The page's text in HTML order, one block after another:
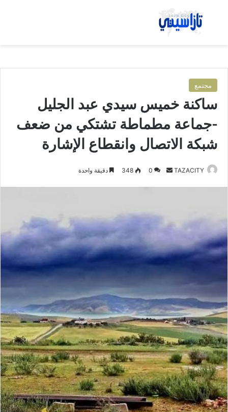
بحث عن
مجتمع
ساكنة خميس سيدي عبد الجليل
-جماعة مطماطة تشتكي من ضعف
شبكة الاتصال وانقطاع الإشارة
TAZACITY
د
ك
ت
ر
و
ن
ي
ا
0
348 دقيقة واحدة